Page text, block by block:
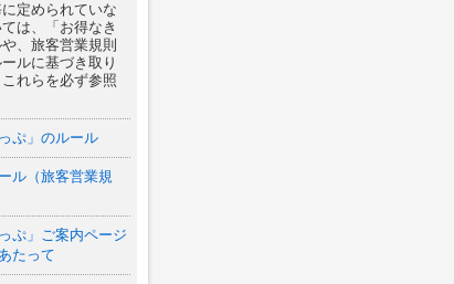
定められていな
は、「お得なき
、旅客営業規則
ルに基づき取り
れらを必ず参照
ぷ」のルール
ル（旅客営業規
ぷ」ご案内ページ
たって